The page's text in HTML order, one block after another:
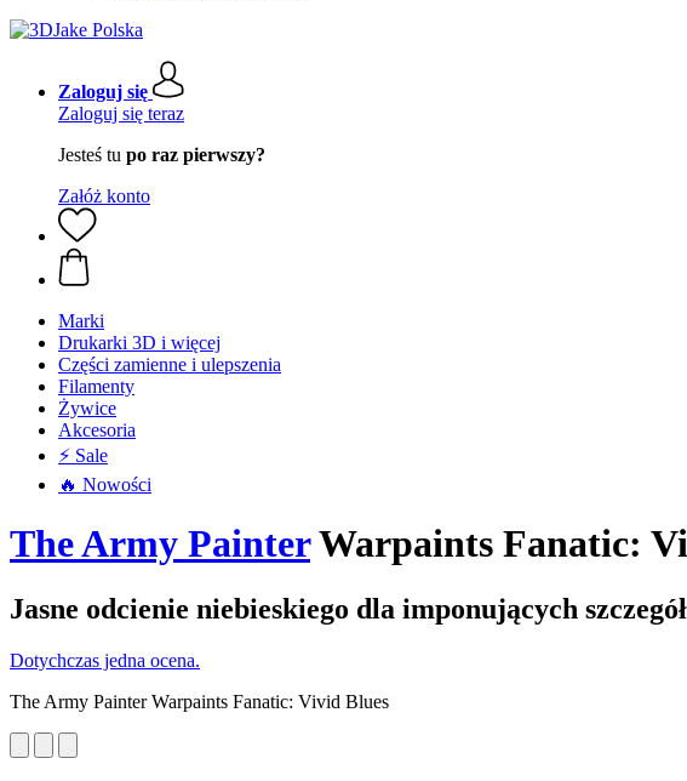
Zaloguj się
Zaloguj się teraz
Jesteś tu po raz pierwszy?
Załóż konto
Marki
Drukarki 3D i więcej
Części zamienne i ulepszenia
Filamenty
Żywice
Akcesoria
⚡ Sale
🔥 Nowości
The Army PainterWarpaints Fanatic:
Jasne odcienie niebieskiego dla imponujących
Dotychczas jedna ocena.
The Army Painter Warpaints Fanatic: Vivid Blues